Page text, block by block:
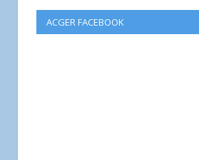
ACGER FACEBOOK